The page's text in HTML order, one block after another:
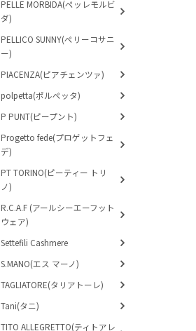
PELLE MORBIDA(ペッレモルビ
ダ)
PELLICO SUNNY(ペリーコサニ
ー)
PIACENZA(ピアチェンツァ)
polpetta(ポルペッタ)
P PUNT(ピープント)
Progetto fede(プロゲットフェ
デ)
PT TORINO(ピーティー トリ
ノ)
R.C.A.F (アールシーエーフット
ウェア)
Settefili Cashmere
S.MANO(エス マーノ)
TAGLIATORE(タリアトーレ)
Tani(タニ)
TITO ALLEGRETTO(ティトアレ